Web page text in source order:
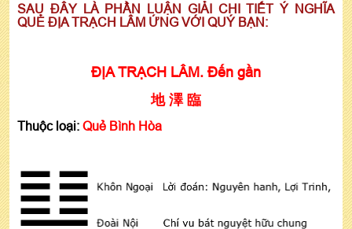
SAU ĐÂY LÀ PHẦN LUẬN GIẢI CHI TIẾT Ý NGHĨA
QUẺ ĐỊA TRẠCH LÂM ỨNG VỚI QUÝ BẠN:
ĐỊA TRẠCH LÂM. Đến gần
地 澤 臨
Thuộc loại: Quẻ Bình Hòa